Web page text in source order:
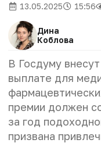
13.05.2025 15:56
Дина
Коблова
В Госдуму
выплате для
премии должен
за год
призвана